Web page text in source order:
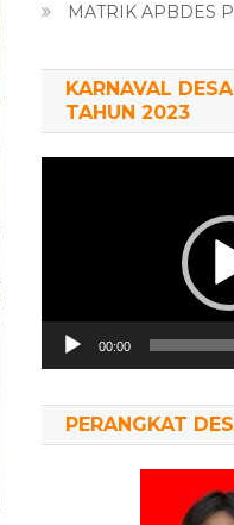
MATRIK APBDES
KARNAVAL
TAHUN 2023
00:00
PERANGKAT